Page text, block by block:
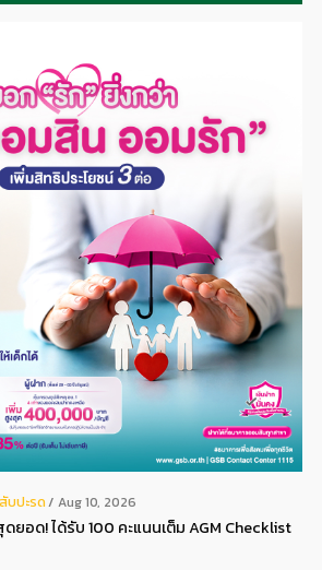
บปะรด Aug 10, 2026
ดยอด! ได้รับ 100 คะแนนเต็ม AGM Checklist